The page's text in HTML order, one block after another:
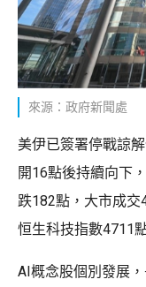
來源：政府新聞處
美伊已簽署停戰諒
開16點後持續向下
跌182點，大市成交
恒生科技指數4711
AI概念股個別發展